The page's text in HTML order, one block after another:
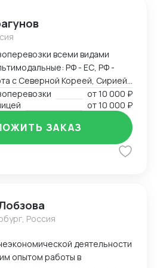
в командировках в
всеми видами
РФ - ЕС, РФ -
с Северной Кореей, Сирией,
товара под заказ,
доведение до контракта с
комфортными условиями
логистических схем под
ситуации. Привлечение
почти из любых точек
от10 000 ₽
от10 000 ₽
ЗАКАЗ
Россия
деятельности
опытом работы в